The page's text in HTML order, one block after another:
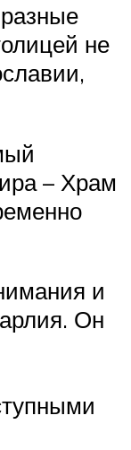
не
– Храм
и
Он